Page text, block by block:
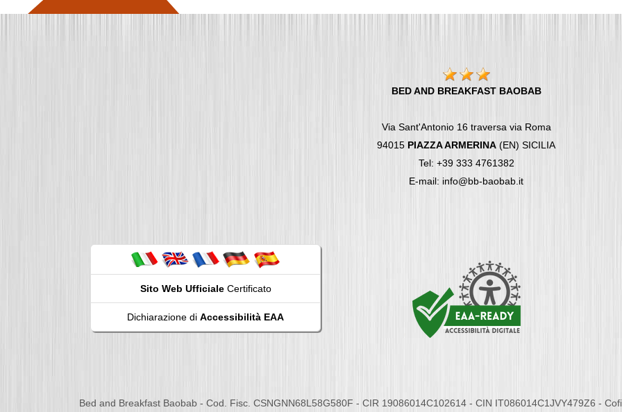
BED AND BREAKFAST BAOBAB
Via Sant'Antonio 16 traversa via Roma
94015 PIAZZA ARMERINA (EN) SICILIA
Tel: +39 333 4761382
E-mail: info@bb-baobab.it
Sito Web UfficialeCertificato
Dichiarazione di Accessibilità EAA
Bed and Breakfast Baobab - Cod. Fisc. CSNGNN68L58G580F - CIR 19086014C102614 - CIN IT086014C1JVY479Z6 -